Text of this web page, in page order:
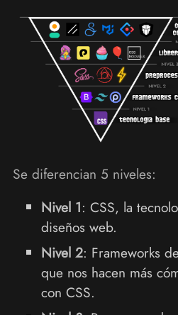
Se diferencian 5 niveles:
Nivel 1: CSS, la
diseños web.
Nivel 2: Frameworks
que nos hacen más
con CSS.